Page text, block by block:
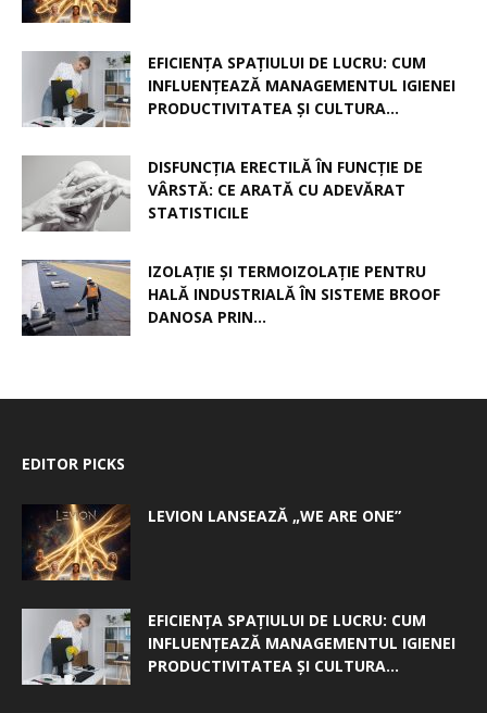
EFICIENȚA SPAȚIULUI DE LUCRU: CUM
INFLUENȚEAZĂ MANAGEMENTUL IGIENEI
PRODUCTIVITATEA ȘI CULTURA...
DISFUNCȚIA ERECTILĂ ÎN FUNCȚIE DE
VÂRSTĂ: CE ARATĂ CU ADEVĂRAT
STATISTICILE
IZOLAȚIE ȘI TERMOIZOLAȚIE PENTRU
HALĂ INDUSTRIALĂ ÎN SISTEME BROOF
DANOSA PRIN...
EDITOR PICKS
LEVION LANSEAZĂ „WE ARE ONE”
EFICIENȚA SPAȚIULUI DE LUCRU: CUM
INFLUENȚEAZĂ MANAGEMENTUL IGIENEI
PRODUCTIVITATEA ȘI CULTURA...